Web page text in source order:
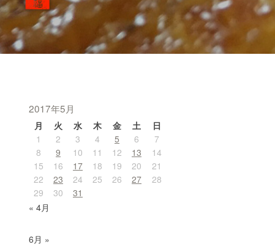
2017年5月
月 火 水 木 金 土
日
1
2 3 4 5 6
7
8
9 10 11 12 13
14
15
16 17 18 19 20
21
22
23 24 25 26 27
28
29
30
31
« 4月
6月 »